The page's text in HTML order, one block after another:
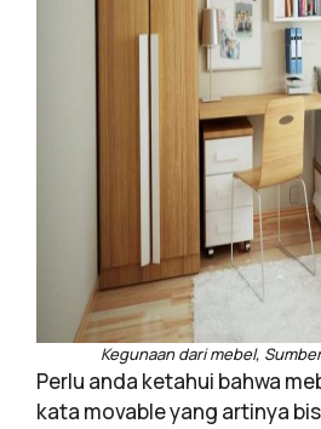
Kegunaan dari mebel,
Perlu anda ketahui bahwa
kata movable yang artinya